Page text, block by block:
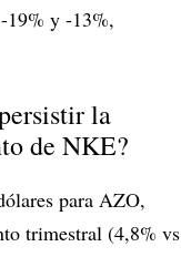
19% y -13%,
la
de NKE?
para AZO,
trimestral (4,8% vs